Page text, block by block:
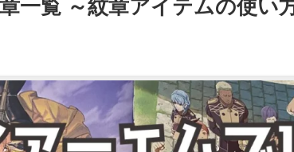
章一覧 ～紋章アイテムの使い